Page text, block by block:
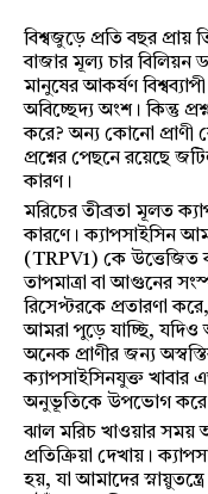
বিশ্বজুড়ে প্রতি বছর
বাজার মূল্য চার বিলিয়ন
মানুষের আকর্ষণ
অবিচ্ছেদ্য অংশ। কিন্তু
করে? অন্য কোনো প্রাণী
প্রশ্নের পেছনে রয়েছে
কারণ।
মরিচের তীব্রতা মূলত
কারণে। ক্যাপসাইসিন
(TRPV1) কে উত্তেজিত
তাপমাত্রা বা আগুনের
রিসেপ্টরকে প্রতারণা
আমরা পুড়ে যাচ্ছি, যদিও
অনেক প্রাণীর জন্য
ক্যাপসাইসিনযুক্ত খাবার
অনুভূতিকে উপভোগ
ঝাল মরিচ খাওয়ার সময়
প্রতিক্রিয়া দেখায়।
হয়, যা আমাদের